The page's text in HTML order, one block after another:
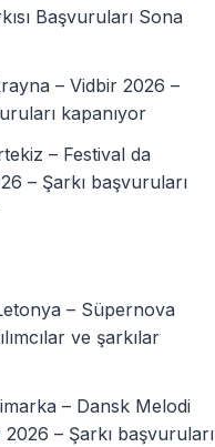
Başvuruları Sona
– Vidbir 2026 –
kapanıyor
– Festival da
– Şarkı başvuruları
– Süpernova
ve şarkılar
– Dansk Melodi
– Şarkı başvuruları